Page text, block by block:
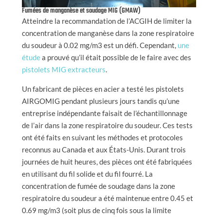
Fumées de manganèse et soudage MIG (GMAW)
Atteindre la recommandation de l’ACGIH de limiter la
concentration de manganèse dans la zone respiratoire
du soudeur à 0.02 mg/m3 est un défi. Cependant, une
étudea prouvé qu’il était possible de le faire avec des
pistolets MIG extracteurs.
Un fabricant de pièces en acier a testé les pistolets
AIRGOMIG pendant plusieurs jours tandis qu’une
entreprise indépendante faisait de l’échantillonnage
de l’air dans la zone respiratoire du soudeur. Ces tests
ont été faits en suivant les méthodes et protocoles
reconnus au Canada et aux États-Unis. Durant trois
journées de huit heures, des pièces ont été fabriquées
en utilisant du fil solide et du fil fourré. La
concentration de fumée de soudage dans la zone
respiratoire du soudeur a été maintenue entre 0.45 et
0.69 mg/m3 (soit plus de cinq fois sous la limite